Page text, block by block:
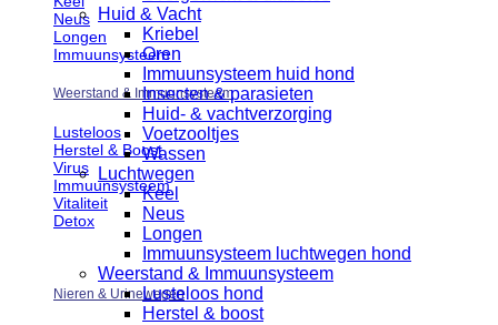
Neus
Longen
Immuunsysteem
Weerstand & Immuunsysteem
Lusteloos
Herstel & Boost
Virus
Immuunsysteem
Vitaliteit
Detox
Nieren & Urinewegen
Huid & Vacht
Kriebel
Oren
Immuunsysteem huid hond
Insecten & parasieten
Huid- & vachtverzorging
Voetzooltjes
Wassen
Luchtwegen
Keel
Neus
Longen
Immuunsysteem luchtwegen hond
Weerstand & Immuunsysteem
Lusteloos hond
Herstel & boost